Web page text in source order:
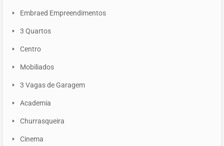
Embraed Empreendimentos
3 Quartos
Centro
Mobiliados
3 Vagas de Garagem
Academia
Churrasqueira
Cinema